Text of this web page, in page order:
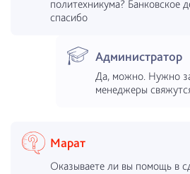
политехникума? Банковское
спасибо
Администратор
Да, можно. Нужно
менеджеры
Марат
Оказываете ли вы помощь в